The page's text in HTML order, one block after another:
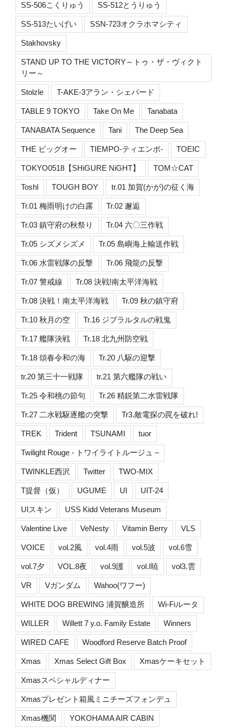
SS-506こくりゅう SS-512とうりゅう
SS-513たいげい SSN-723オクラホマシティ
Stakhovsky
STAND UP TO THE VICTORY～トゥ・ザ・ヴィクト
リー～
Stolzle T-AKE-3アラン・シェパード
TABLE 9 TOKYO Take On Me Tanabata
TANABATA Sequence Tani The Deep Sea
THE ビッグオー TIEMPO-ティエンポ- TOEIC
TOKYO0518【SHiGURE NiGHT】 TOM☆CAT
Toshl TOUGH BOY tr.01 加賀(かが)の征く海
Tr.01 梅雨明けの白露 Tr.02 邂逅
Tr.03 鎮守府の秋祭り Tr.04 六〇三作戦
Tr.05 シズメシズメ Tr.05 島嶼海上輸送作戦
Tr.06 水雷戦隊の反撃 Tr.06 飛龍の反撃
Tr.07 警戒線 Tr.08 決戦!南太平洋海戦
Tr.08 決戦！南太平洋海戦 Tr.09 秋の鎮守府
Tr.10 秋月の空 Tr.16 ジブラルタルの戦鬼
Tr.17 艦隊決戦 Tr.18 北九州防空戦
Tr.18 頌春令和の海 Tr.20 八駆の迎撃
tr.20 第三十一戦隊 tr.21 第六艦隊の戦い
Tr.25 令和桃の節句 Tr.26 精鋭第二水雷戦隊
Tr.27 二水戦駆逐艦の突撃 Tr3.敵電探の罠を破れ!
TREK Trident TSUNAMI tuor
Twilight Rouge - トワイライトルージュ –
TWINKLE西沢 Twitter TWO-MIX
T提督（仮） UGUME UI UIT-24
UIスキン USS Kidd Veterans Museum
Valentine Live VeNesty Vitamin Berry VLS
VOICE vol.2風 vol.4雨 vol.5波 vol.6雪
vol.7夕 VOL.8夜 vol.9護 vol.I暁 vol3.雲
VR Vガンダム Wahoo(ワフー)
WHITE DOG BREWING 浦賀醸造所 Wi-Fiルータ
WILLER Willett 7 y.o. Family Estate Winners
WIRED CAFE Woodford Reserve Batch Proof
Xmas Xmas Select Gift Box Xmasケーキセット
Xmasスペシャルディナー
Xmasプレゼント箱風ミニチーズフォンデュ
Xmas機関 YOKOHAMA AIR CABIN